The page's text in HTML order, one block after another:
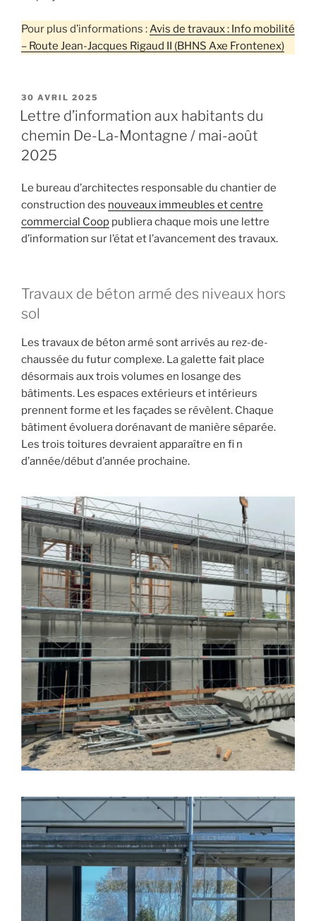
Pour plus d’informations : Avis de travaux : Info mobilité
– Route Jean-Jacques Rigaud II (BHNS Axe Frontenex)
PUBLIÉ
LE
30 AVRIL 2025
Lettre d’information aux habitants du
chemin De-La-Montagne / mai-août
2025
Le bureau d’architectes responsable du chantier de
construction des nouveaux immeubles et centre
commercial Coop publiera chaque mois une lettre
d’information sur l’état et l’avancement des travaux.
Travaux de béton armé des niveaux hors
sol
Les travaux de béton armé sont arrivés au rez-de-
chaussée du futur complexe. La galette fait place
désormais aux trois volumes en losange des
bâtiments. Les espaces extérieurs et intérieurs
prennent forme et les façades se révèlent. Chaque
bâtiment évoluera dorénavant de manière séparée.
Les trois toitures devraient apparaître en fi n
d’année/début d’année prochaine.